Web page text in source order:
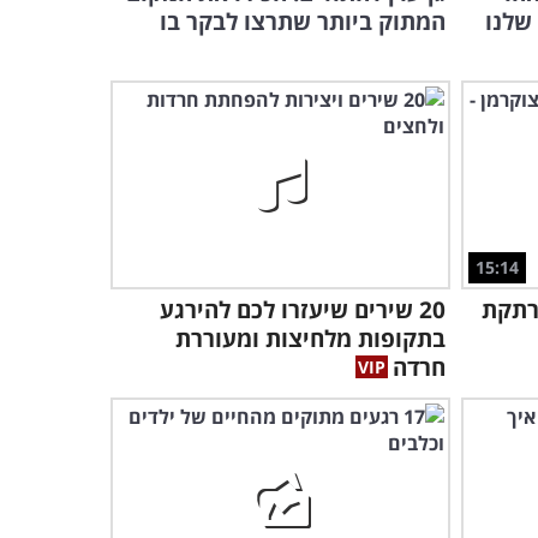
5:05
איך ולמה חשוב לראות את
שלכם רבים
מה קורה כשתינוק וחתול
נפגשים בפעם הראשונה? גלו
2:00
שזה הביצוע הכי חמוד שתשמעו אי פעם
הילדים הזה!
המשפחות שמככבות בסרטון
הזה הן כנראה הספורטיביות
בעולם!
הטיפים האלה יעזרו לכם
המתוק ביותר שתרצו לבקר בו
15:14
20 שירים שיעזרו לכם להירגע
בתקופות מלחיצות ומעוררת
חרדה